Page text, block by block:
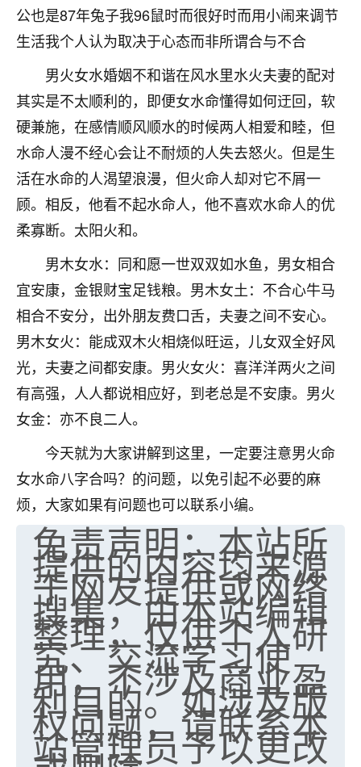
公也是87年兔子我96鼠时而很好时而用小闹来调节
生活我个人认为取决于心态而非所谓合与不合
男火女水婚姻不和谐在风水里水火夫妻的配对
其实是不太顺利的，即便女水命懂得如何迂回，软
硬兼施，在感情顺风顺水的时候两人相爱和睦，但
水命人漫不经心会让不耐烦的人失去怒火。但是生
活在水命的人渴望浪漫，但火命人却对它不屑一
顾。相反，他看不起水命人，他不喜欢水命人的优
柔寡断。太阳火和。
男木女水：同和愿一世双双如水鱼，男女相合
宜安康，金银财宝足钱粮。男木女土：不合心牛马
相合不安分，出外朋友费口舌，夫妻之间不安心。
男木女火：能成双木火相烧似旺运，儿女双全好风
光，夫妻之间都安康。男火女火：喜洋洋两火之间
有高强，人人都说相应好，到老总是不安康。男火
女金：亦不良二人。
今天就为大家讲解到这里，一定要注意男火命
女水命八字合吗？的问题，以免引起不必要的麻
烦，大家如果有问题也可以联系小编。
免责声明：本站所
提供的内容均来源
于网友提供或网络
搜集，由本站编辑
整理，仅供个人研
究、交流学习使
用，不涉及商业盈
利目的。如涉及版
权问题，请联系本
站管理员予以更改
鹿森：是的，其实跟老师聊过之后，最大的感
触，首先就是心态会变好，万般皆是命，半点
1天前 来自四川
金白水清
我也想找老师看看，有没有人给个联系方式的啊？
鹿森 ：慧来老师微信：gjsy0624
1天前 来自江西
青春168
我也想要，我也想要！
2天前 来自山西 15
Jessica李
老师做不做超度法事？我想给我奶奶做超度，她今年
刚去世了。
七零老顽童：我母亲前年离世，刚开始我经常
做梦梦见她，后来也是朋友介绍，找到慧来老
师，安排了超度法事，做梦再也没有梦到过
了，一开始是半信半疑的，图个心安，给亡母
超度，现在看来，人不信也不行。
2天前 来自云南 11
优秀的张同学
老师收徒吗？？我对这些很感兴趣
2天前 来自山西 15